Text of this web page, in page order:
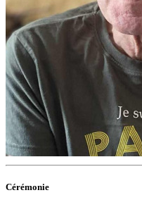
Cérémonie